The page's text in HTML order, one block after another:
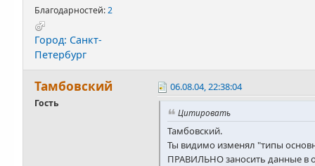
Благодарностей:2
Город: Санкт-
Петербург
Тамбовский
Гость
06.08.04, 22:38:04
Цитировать
Тамбовский.
Ты видимо изменял "типы
ПРАВИЛЬНО заносить данные в